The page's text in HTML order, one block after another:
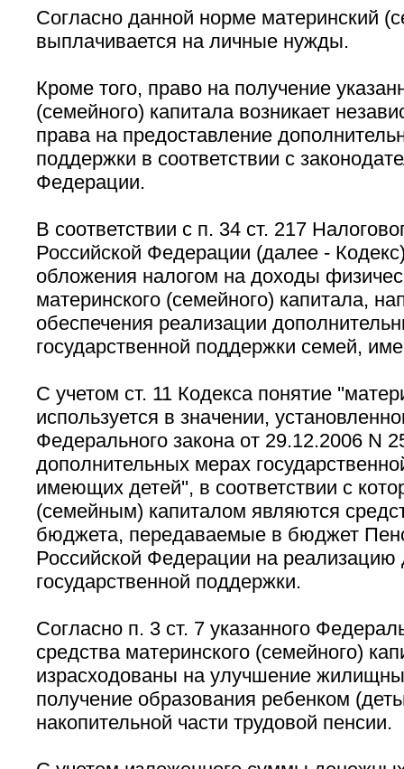
Согласно данной норме материнский
выплачивается на личные нужды.
Кроме того, право на получение
(семейного) капитала возникает
права на предоставление
поддержки в соответствии с
Федерации.
В соответствии с п. 34 ст. 217
Российской Федерации (далее -
обложения налогом на доходы
материнского (семейного) капитала,
обеспечения реализации
государственной поддержки семей,
С учетом ст. 11 Кодекса понятие
используется в значении,
Федерального закона от 29.12.2006 N
дополнительных мерах
имеющих детей'', в соответствии с
(семейным) капиталом являются
бюджета, передаваемые в бюджет
Российской Федерации на
государственной поддержки.
Согласно п. 3 ст. 7 указанного
средства материнского (семейного)
израсходованы на улучшение
получение образования ребенком
накопительной части трудовой пенсии.